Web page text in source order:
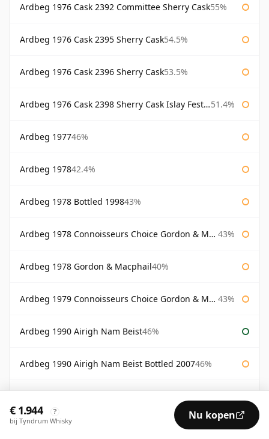
Ardbeg 1976 Cask 2392 Committee Sherry Cask55%
Ardbeg 1976 Cask 2395 Sherry Cask54.5%
Ardbeg 1976 Cask 2396 Sherry Cask53.5%
Ardbeg 1976 Cask 2398 Sherry Cask Islay Festival 2004 51.4%
Ardbeg 197746%
Ardbeg 197842.4%
Ardbeg 1978 Bottled 199843%
Ardbeg 1978 Connoisseurs Choice Gordon & Macphail 43%
Ardbeg 1978 Gordon & Macphail40%
Ardbeg 1979 Connoisseurs Choice Gordon & Macphail 43%
Ardbeg 1990 Airigh Nam Beist46%
Ardbeg 1990 Airigh Nam Beist Bottled 200746%
Ardbeg 1991 8 Year Old Casks# 617 620 Signatory 43%
€ 1.944 ?
bij Tyndrum Whisky Nu kopen